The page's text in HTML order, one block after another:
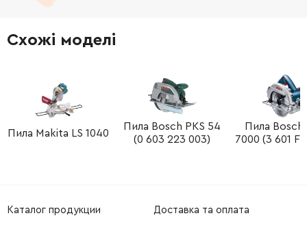
Схожі моделі
Пила Makita LS 1040
Пила Bosch PKS 54
(0 603 223 003)
Пила Bosch
7000 (3 601
Каталог продукции Доставка та оплата